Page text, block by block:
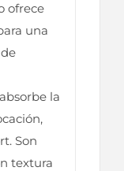
ofrece
una
la
Son
textura